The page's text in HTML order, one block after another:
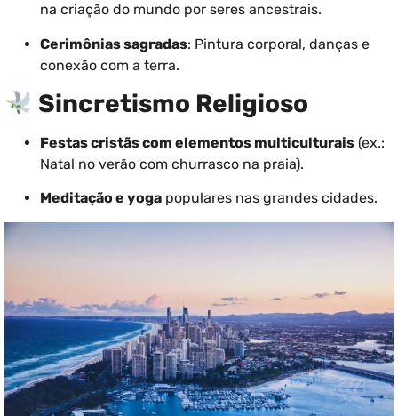
na criação do mundo por seres ancestrais.
Cerimônias sagradas: Pintura corporal, danças e
conexão com a terra.
Sincretismo Religioso
Festas cristãs com elementos multiculturais (ex.:
Natal no verão com churrasco na praia).
Meditação e yoga populares nas grandes cidades.